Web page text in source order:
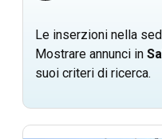
Le inserzioni nella
Mostrare annunci in
suoi criteri di ricerca.